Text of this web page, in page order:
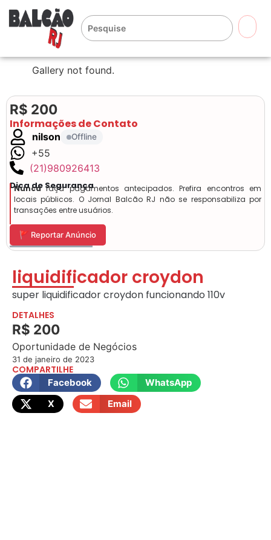
Gallery not found.
R$ 200
Informações de Contato
nilson Offline
+55
(21)980926413
Dica de Segurança
Nuncafaça pagamentos antecipados. Prefira encontros em
locais públicos. O Jornal Balcão RJ não se responsabiliza por
transações entre usuários.
🚩 Reportar Anúncio
liquidificador croydon
super liquidificador croydon funcionando 110v
DETALHES
R$ 200
Oportunidade de Negócios
31 de janeiro de 2023
COMPARTILHE
Facebook
WhatsApp
X
Email